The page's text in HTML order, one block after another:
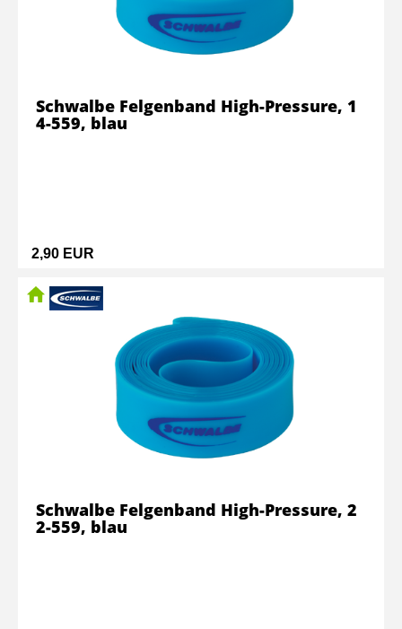
2,90 EUR
Schwalbe Felgenband High-Pressure, 1
4-559, blau
Schwalbe Felgenband High-Pressure, 2
2-559, blau